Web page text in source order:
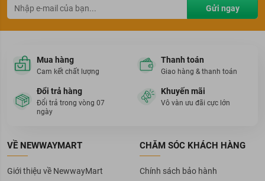
Gửi ngay
Mua hàng
Cam kết chất lượng
Thanh toán
Giao hàng & thanh toán
Đổi trả hàng
Đổi trả trong vòng 07
ngày
Khuyến mãi
Vô vàn ưu đãi cực lớn
VỀ NEWWAYMART
Giới thiệu về NewwayMart
CHĂM SÓC KHÁCH HÀNG
Chính sách bảo hành